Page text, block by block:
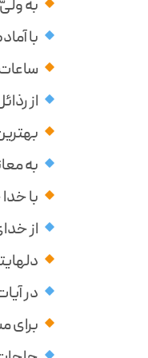
به
با
ساعات
از
به
با
از
در
برای